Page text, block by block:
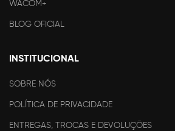
WACOM+
BLOG OFICIAL
INSTITUCIONAL
SOBRE NÓS
POLÍTICA DE PRIVACIDADE
ENTREGAS, TROCAS E DEVOLUÇÕES